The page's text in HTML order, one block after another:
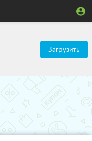
Загрузить